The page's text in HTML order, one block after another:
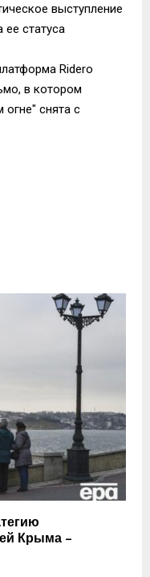
выступление
статуса
Ridero
в котором
огне" снята с
Крыма –